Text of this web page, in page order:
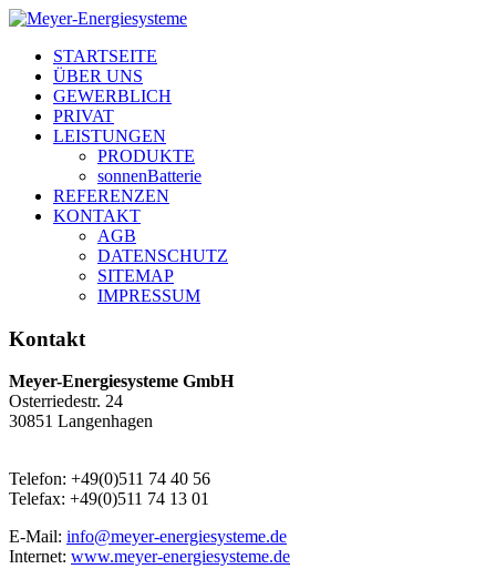
STARTSEITE
ÜBER UNS
GEWERBLICH
PRIVAT
LEISTUNGEN
PRODUKTE
sonnenBatterie
REFERENZEN
KONTAKT
AGB
DATENSCHUTZ
SITEMAP
IMPRESSUM
Kontakt
Meyer-Energiesysteme GmbH
Osterriedestr. 24
30851 Langenhagen
Telefon: +49(0)511 74 40 56
Telefax: +49(0)511 74 13 01
E-Mail: info@meyer-energiesysteme.de
Internet: www.meyer-energiesysteme.de